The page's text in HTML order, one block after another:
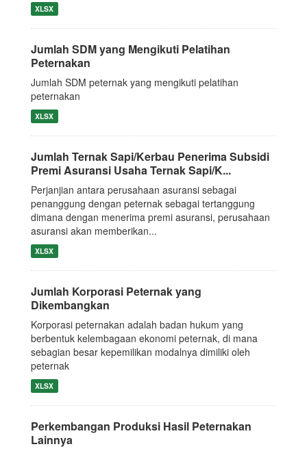
XLSX
Jumlah SDM yang Mengikuti Pelatihan
Peternakan
Jumlah SDM peternak yang mengikuti pelatihan
peternakan
XLSX
Jumlah Ternak Sapi/Kerbau Penerima Subsidi
Premi Asuransi Usaha Ternak Sapi/K...
Perjanjian antara perusahaan asuransi sebagai
penanggung dengan peternak sebagai tertanggung
dimana dengan menerima premi asuransi, perusahaan
asuransi akan memberikan...
XLSX
Jumlah Korporasi Peternak yang
Dikembangkan
Korporasi peternakan adalah badan hukum yang
berbentuk kelembagaan ekonomi peternak, di mana
sebagian besar kepemilikan modalnya dimiliki oleh
peternak
XLSX
Perkembangan Produksi Hasil Peternakan
Lainnya